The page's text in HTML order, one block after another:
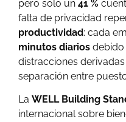
pero solo un 41 %
falta de privacidad
productividad: cada
minutos diarios debido
distracciones
separación entre
La WELL Building
internacional sobre